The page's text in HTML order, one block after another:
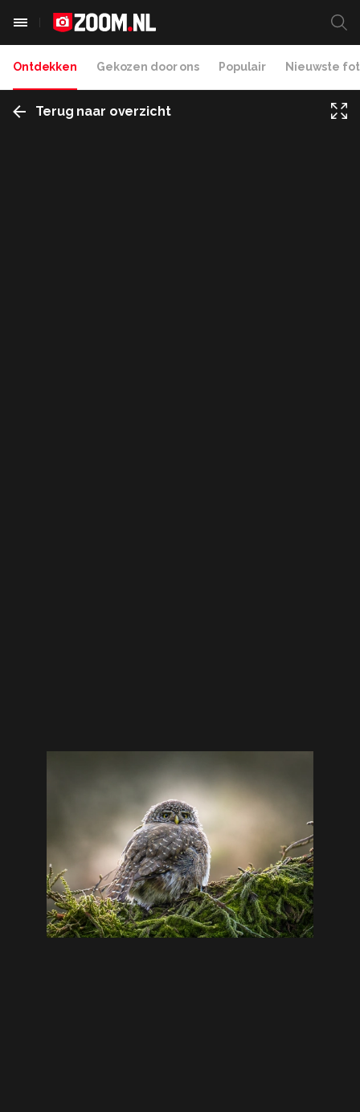
Ontdekken Gekozen door ons Populair Nieuwste
Terug naar overzicht